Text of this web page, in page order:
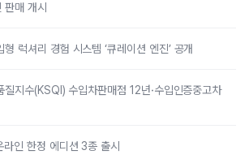
판매 개시
럭셔리 경험 시스템 ‘큐레이션 엔진’ 공개
질지수(KSQI) 수입차판매점 12년·수입인증중고차
인 한정 에디션 3종 출시